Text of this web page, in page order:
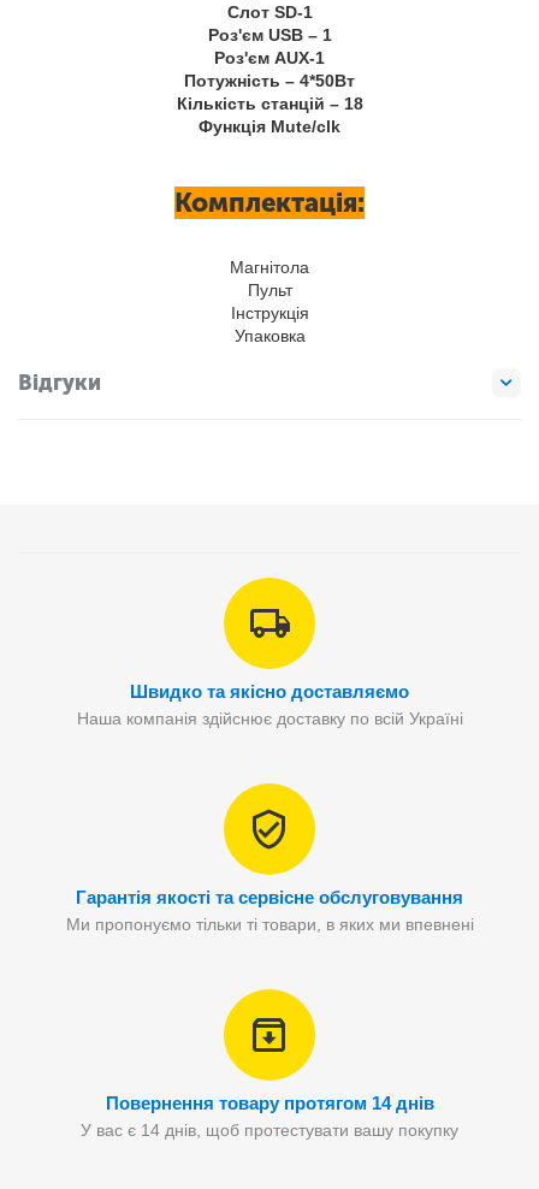
Слот SD-1
Роз'єм USB – 1
Роз'єм AUX-1
Потужність – 4*50Вт
Кількість станцій – 18
Функція Mute/clk
Комплектація:
Магнітола
Пульт
Інструкція
Упаковка
Відгуки
Швидко та якісно доставляємо
Наша компанія здійснює доставку по всій Україні
Гарантія якості та сервісне обслуговування
Ми пропонуємо тільки ті товари, в яких ми впевнені
Повернення товару протягом 14 днів
У вас є 14 днів, щоб протестувати вашу покупку